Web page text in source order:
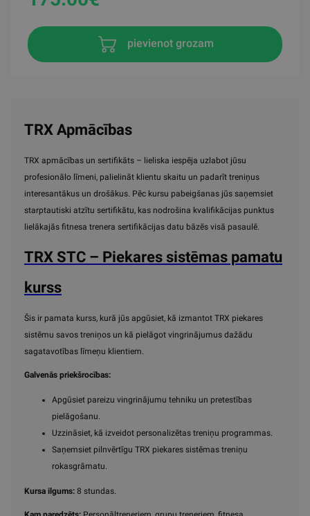
pievienot grozam
TRX Apmācības
TRX apmācības un sertifikāts – lieliska iespēja uzlabot jūsu
profesionālo līmeni, palielināt klientu skaitu un padarīt treniņus
interesantākus un drošākus. Pēc kursu pabeigšanas jūs saņemsiet
starptautiski atzītu sertifikātu, kas nodrošina kvalifikācijas punktus
lielākajās fitnesa trenera sertifikācijas datu bāzēs visā pasaulē.
TRX STC – Piekares sistēmas pamatu
kurss
Šis ir pamata kurss, kurā jūs apgūsiet, kā izmantot TRX piekares
sistēmu savos treniņos un kā pielāgot vingrinājumus dažādu
sagatavotības līmeņu klientiem.
Galvenās priekšrocības:
Apgūsiet pareizu vingrinājumu tehniku un pretestības
pielāgošanu.
Uzzināsiet, kā izveidot personalizētas treniņu programmas.
Saņemsiet pilnvērtīgu TRX piekares sistēmas treniņu
rokasgrāmatu.
Kursa ilgums: 8 stundas.